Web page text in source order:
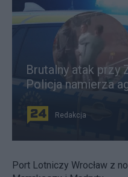
Brutalny atak przy
Policja namierza
Redakcja
Port Lotniczy Wrocław z